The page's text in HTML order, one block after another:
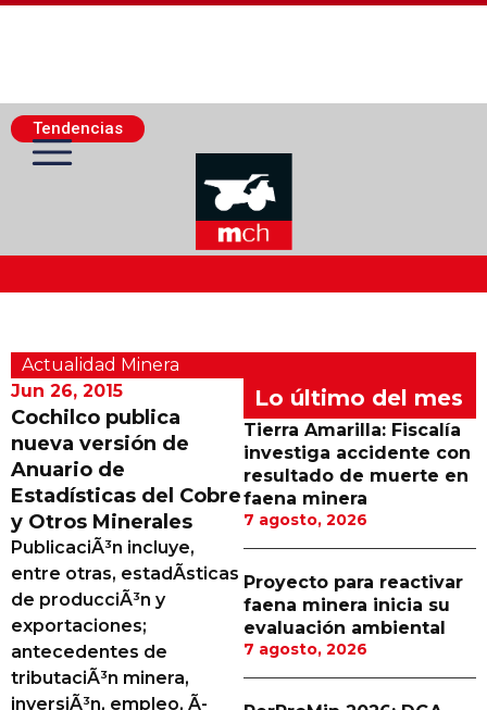
Tendencias
Actualidad Minera
Minería Superficie
Minerí­a Subterránea
Proveedores
Canal Digital
Columnas de Opinión
Designaciones
Calendario de Eventos
Actualidad Minera
Jun 26, 2015
Cochilco publica
nueva versión de
Anuario de
Estadísticas del Cobre
y Otros Minerales
PublicaciÃ³n incluye,
entre otras, estadÃ­sticas
de producciÃ³n y
exportaciones;
antecedentes de
tributaciÃ³n minera,
inversiÃ³n, empleo, Ã­
Lo último del mes
Tierra Amarilla: Fiscalía
investiga accidente con
resultado de muerte en
faena minera
7 agosto, 2026
Proyecto para reactivar
faena minera inicia su
evaluación ambiental
7 agosto, 2026